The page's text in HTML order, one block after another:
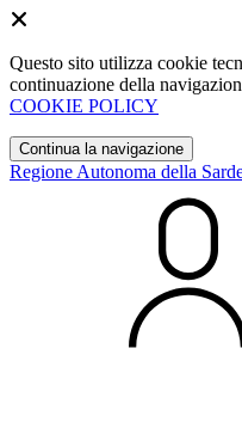
Questo sito utilizza cookie
continuazione della
COOKIE POLICY
Continua la navigazione
Regione Autonoma della